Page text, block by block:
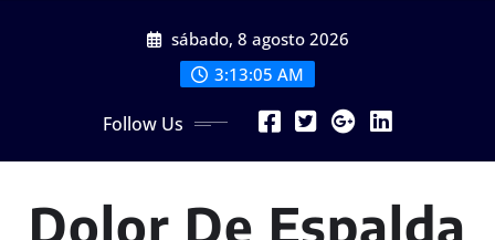
sábado, 8 agosto 2026
3:13:05 AM
Follow Us
Dolor De Espalda